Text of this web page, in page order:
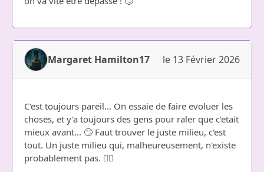
Margaret Hamilton17 le 13 Février 2026
C'est toujours pareil... On essaie de faire evoluer les
choses, et y'a toujours des gens pour raler que c'etait
mieux avant... 🙄 Faut trouver le juste milieu, c'est
tout. Un juste milieu qui, malheureusement, n'existe
probablement pas. 🤷‍♀️